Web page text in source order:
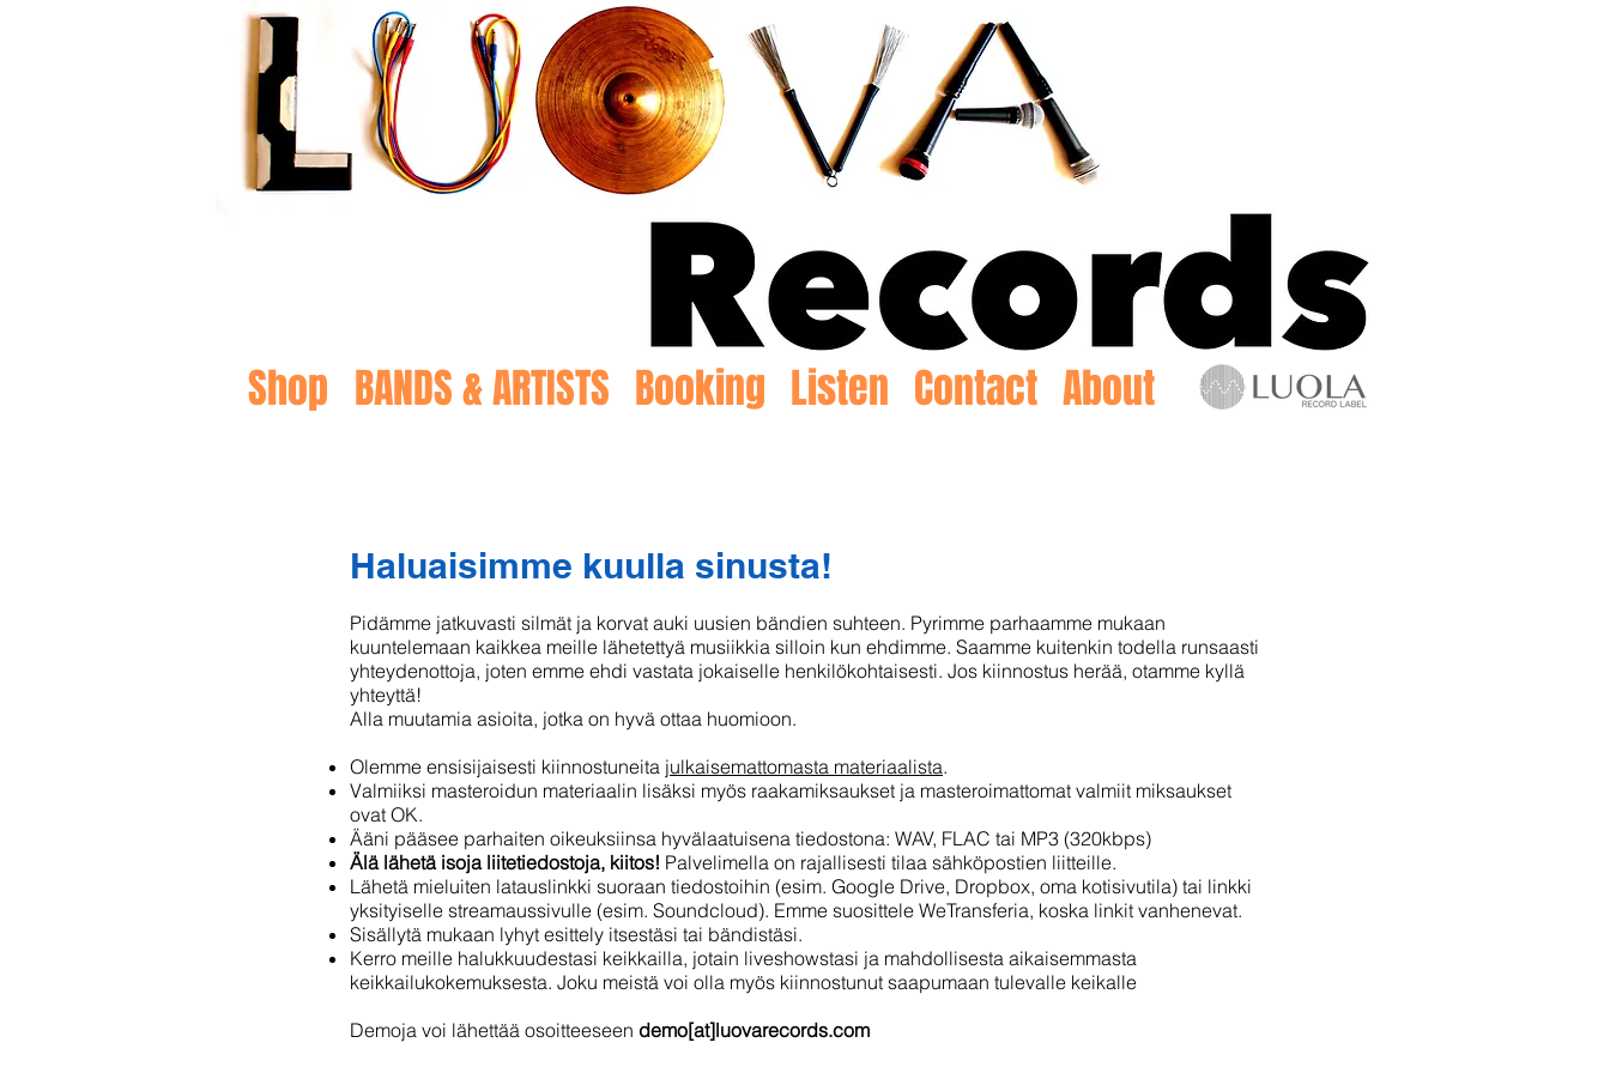
Shop BANDS & ARTISTS Booking Listen Contact About
Haluaisimme kuulla sinusta!
Pidämme jatkuvasti silmät ja korvat auki uusien bändien suhteen. Pyrimme parhaamme mukaan
kuuntelemaan kaikkea meille lähetettyä musiikkia silloin kun ehdimme. Saamme kuitenkin todella runsaasti
yhteydenottoja, joten emme ehdi vastata jokaiselle henkilökohtaisesti. Jos kiinnostus herää, otamme kyllä
yhteyttä!
Alla muutamia asioita, jotka on hyvä ottaa huomioon.
Olemme ensisijaisesti kiinnostuneita julkaisemattomasta materiaalista.
Valmiiksi masteroidun materiaalin lisäksi myös raakamiksaukset ja masteroimattomat valmiit miksaukset
ovat OK.
Ääni pääsee parhaiten oikeuksiinsa hyvälaatuisena tiedostona: WAV, FLAC tai MP3 (320kbps)
Älä lähetä isoja liitetiedostoja, kiitos! Palvelimella on rajallisesti tilaa sähköpostien liitteille.
Lähetä mieluiten latauslinkki suoraan tiedostoihin (esim. Google Drive, Dropbox, oma kotisivutila) tai linkki
yksityiselle streamaussivulle (esim. Soundcloud). Emme suosittele WeTransferia, koska linkit vanhenevat.
Sisällytä mukaan lyhyt esittely itsestäsi tai bändistäsi.
Kerro meille halukkuudestasi keikkailla, jotain liveshowstasi ja mahdollisesta aikaisemmasta
keikkailukokemuksesta. Joku meistä voi olla myös kiinnostunut saapumaan tulevalle keikalle
Demoja voi lähettää osoitteeseen demo[at]luovarecords.com